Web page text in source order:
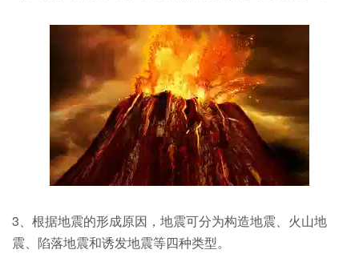
3、根据地震的形成原因，地震可分为构造地震、火山地
震、陷落地震和诱发地震等四种类型。